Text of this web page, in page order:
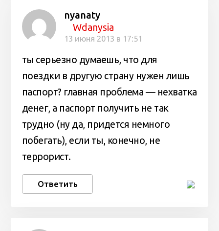
nyanaty
Wdanysia
13 июня 2013 в 17:51
ты серьезно думаешь, что для
поездки в другую страну нужен лишь
паспорт? главная проблема — нехватка
денег, а паспорт получить не так
трудно (ну да, придется немного
побегать), если ты, конечно, не
террорист.
Ответить